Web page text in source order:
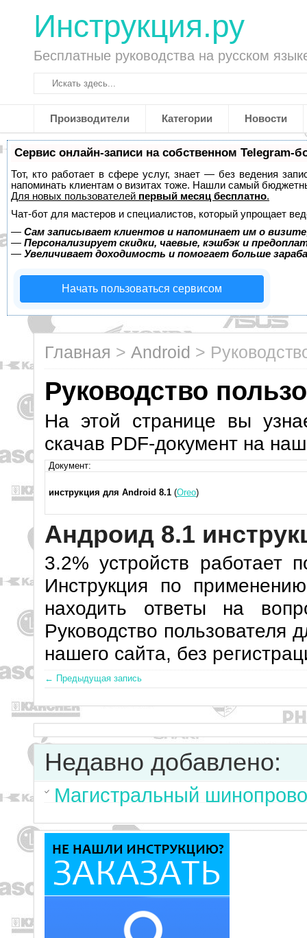
Инструкция.ру
Бесплатные руководства на русском
Производители Категории Новости
Сервис онлайн-записи на собственном Telegram-
Тот, кто работает в сфере услуг, знает — без ведения
напоминать клиентам о визитах тоже. Нашли самый
Для новых пользователей первый месяц бесплатно.
Чат-бот для мастеров и специалистов, который упрощает
— Сам записывает клиентов и напоминает им о
— Персонализирует скидки, чаевые, кэшбэк и
— Увеличивает доходимость и помогает больше
Начать пользоваться сервисом
Главная > Android >
Руководство
На этой странице вы
скачав PDF-документ на
Документ:
инструкция для Android 8.1 (Oreo)
Андроид 8.1
3.2% устройств работает
Инструкция по
находить ответы на
Руководство пользователя
нашего сайта, без
← Предыдущая запись
Недавно добавлено:
Магистральный